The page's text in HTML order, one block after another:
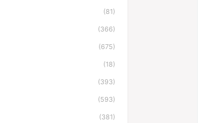
(81)
(366)
(675)
(18)
(393)
(593)
(381)